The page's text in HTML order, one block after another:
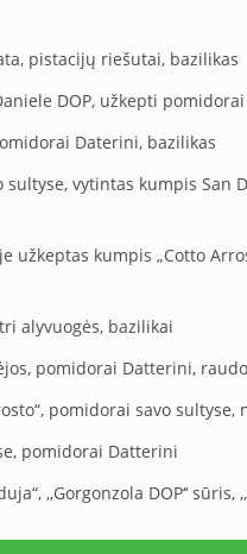
pistacijų riešutai, bazilikas
DOP, užkepti
Daterini, bazilikas
vytintas kumpis San
užkeptas kumpis „Cotto
alyvuogės, bazilikai
pomidorai Datterini,
pomidorai savo sultyse,
pomidorai Datterini
,,Gorgonzola DOP‘‘ sūris,